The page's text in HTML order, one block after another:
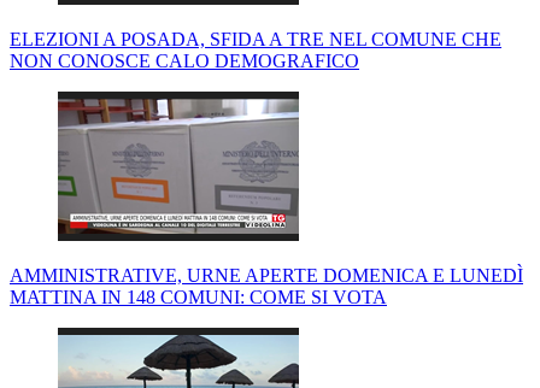
ELEZIONI A POSADA, SFIDA A TRE NEL COMUNE CHE
NON CONOSCE CALO DEMOGRAFICO
AMMINISTRATIVE, URNE APERTE DOMENICA E LUNEDÌ
MATTINA IN 148 COMUNI: COME SI VOTA